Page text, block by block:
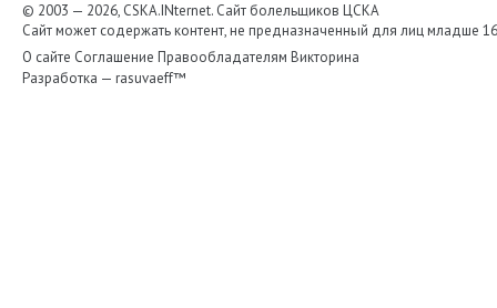
© 2003 — 2026, CSKA.INternet. Cайт болельщиков ЦСКА
Сайт может содержать контент, не предназначенный для лиц младше
О сайте Соглашение Правообладателям Викторина
Разработка — rasuvaeff™